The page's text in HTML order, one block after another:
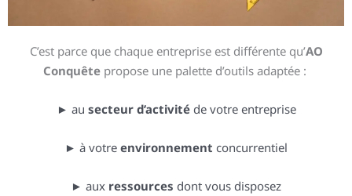
C’est parce que chaque entreprise est différente qu’AO
Conquêtepropose une palette d’outils adaptée :
► au secteur d’activitéde votre entreprise
► à votre environnement concurrentiel
► aux ressources dont vous disposez